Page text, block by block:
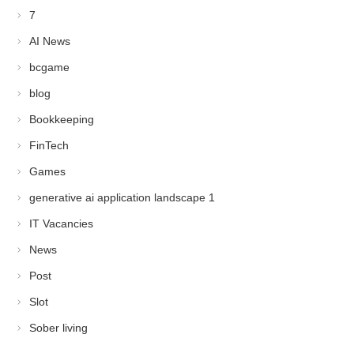
7
AI News
bcgame
blog
Bookkeeping
FinTech
Games
generative ai application landscape 1
IT Vacancies
News
Post
Slot
Sober living